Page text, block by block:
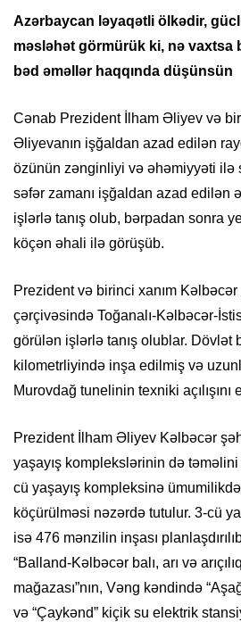
Azərbaycan ləyaqətli ölkədir,
məsləhət görmürük ki, nə vaxtsa
bəd əməllər haqqında düşünsün
Cənab Prezident İlham Əliyev və
Əliyevanın işğaldan azad edilən
özünün zənginliyi və əhəmiyyəti ilə
səfər zamanı işğaldan azad edilən
işlərlə tanış olub, bərpadan sonra
köçən əhali ilə görüşüb.
Prezident və birinci xanım
çərçivəsində Toğanalı-Kəlbəcər-
görülən işlərlə tanış olublar. Dövlət
kilometrliyində inşa edilmiş və
Murovdağ tunelinin texniki açılışını
Prezident İlham Əliyev Kəlbəcər
yaşayış komplekslərinin də
cü yaşayış kompleksinə
köçürülməsi nəzərdə tutulur. 3-cü
isə 476 mənzilin inşası
“Balland-Kəlbəcər balı, arı və
mağazası”nın, Vəng kəndində
və “Çaykənd” kiçik su elektrik